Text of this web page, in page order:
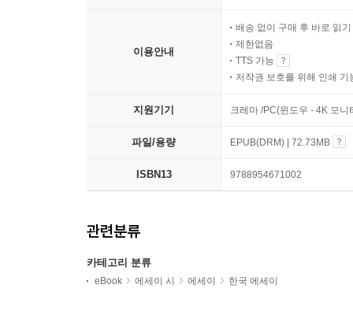
이용안내
배송 없이 구매 후 바로 읽기
제한없음
TTS 가능
저작권 보호를 위해 인쇄 기
지원기기 크레마 /PC(윈도우 - 4K 모
파일/용량 EPUB(DRM) | 72.73MB
ISBN13 9788954671002
관련분류
카테고리 분류
eBook 에세이 시 에세이 한국 에세이